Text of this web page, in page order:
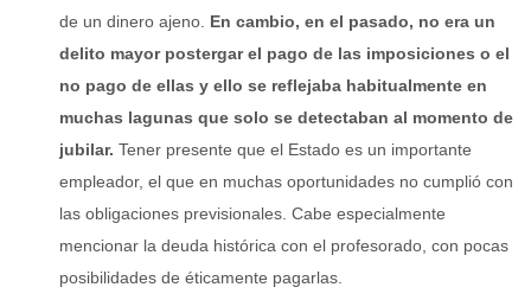
de un dinero ajeno. En cambio, en el pasado, no era un
delito mayor postergar el pago de las imposiciones o el
no pago de ellas y ello se reflejaba habitualmente en
muchas lagunas que solo se detectaban al momento de
jubilar. Tener presente que el Estado es un importante
empleador, el que en muchas oportunidades no cumplió con
las obligaciones previsionales. Cabe especialmente
mencionar la deuda histórica con el profesorado, con pocas
posibilidades de éticamente pagarlas.